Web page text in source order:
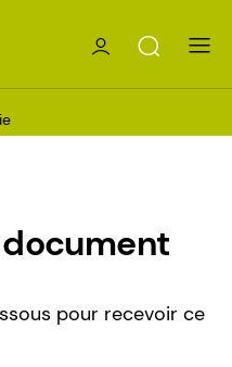
pour recevoir ce